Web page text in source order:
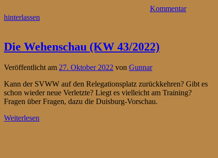
Kommentar
hinterlassen
Die Wehenschau (KW 43/2022)
Veröffentlicht am 27. Oktober 2022 von Gunnar
Kann der SVWW auf den Relegationsplatz zurückkehren? Gibt es
schon wieder neue Verletzte? Liegt es vielleicht am Training?
Fragen über Fragen, dazu die Duisburg-Vorschau.
Weiterlesen